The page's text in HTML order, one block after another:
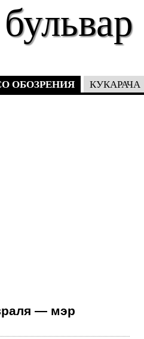
ОБОЗРЕНИЯ КУКАРАЧА
— мэр